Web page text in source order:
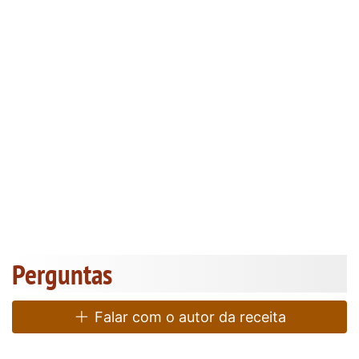
Perguntas
Falar com o autor da receita